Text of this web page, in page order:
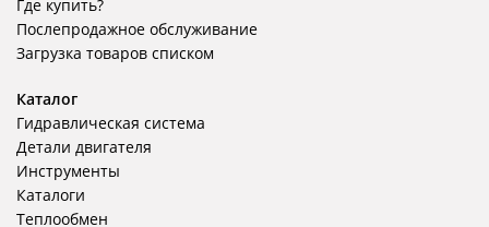
Где купить?
Послепродажное обслуживание
Загрузка товаров списком
Каталог
Гидравлическая система
Детали двигателя
Инструменты
Каталоги
Теплообмен